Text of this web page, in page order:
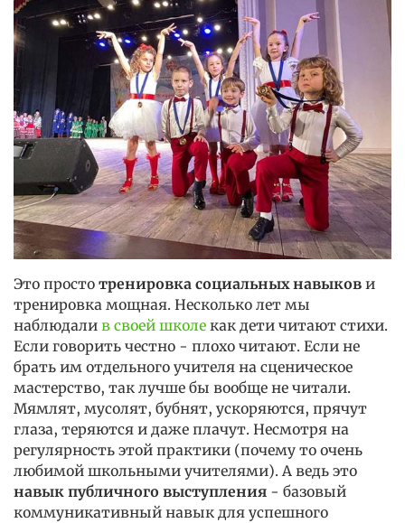
Это просто тренировка социальных навыков и
тренировка мощная. Несколько лет мы
наблюдали в своей школе как дети читают стихи.
Если говорить честно - плохо читают. Если не
брать им отдельного учителя на сценическое
мастерство, так лучше бы вообще не читали.
Мямлят, мусолят, бубнят, ускоряются, прячут
глаза, теряются и даже плачут. Несмотря на
регулярность этой практики (почему то очень
любимой школьными учителями). А ведь это
навык публичного выступления - базовый
коммуникативный навык для успешного